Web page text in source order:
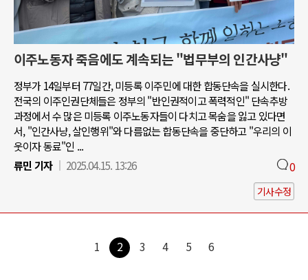
이주노동자 죽음에도 계속되는 "법무부의 인간사냥"
정부가 14일부터 77일간, 미등록 이주민에 대한 합동단속을 실시한다.
전국의 이주인권단체들은 정부의 "반인권적이고 폭력적인" 단속추방
과정에서 수 많은 미등록 이주노동자들이 다치고 목숨을 잃고 있다면
서, "인간사냥, 살인행위"와 다름없는 합동단속을 중단하고 "우리의 이
웃이자 동료"인 ...
류민 기자
2025.04.15. 13:26 0
기사수정
1 2 3 4 5 6